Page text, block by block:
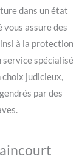
dans un état
assure des
à la protection
service spécialisé
judicieux,
par des